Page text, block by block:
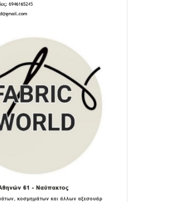
ΣΥΝΑΓΕΡΜΟΣ
ΓΙΑ ΦΩΤΙΑ ΣΤΟΝ
ΤΗ ΓΡΑΝΙΤΣΑ